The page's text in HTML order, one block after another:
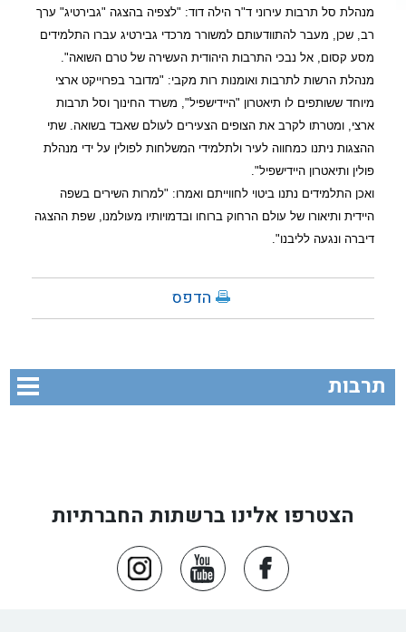
מנהלת סל תרבות עירוני ד"ר הילה דוד: "לצפיה בהצגה "גבירטיג" ערך
רב, שכן, מעבר להתוודעותם למשורר מרכדי גבירטיג עברו התלמידים
מסע קסום, אל נבכי התרבות היהודית העשירה של טרם השואה".
מנהלת הרשות לתרבות ואומנות רות מקבי: "מדובר בפרוייקט ארצי
מיוחד ששותפים לו תיאטרון "היידישפיל", משרד החינוך וסל תרבות
ארצי, ומטרתו לקרב את הצופים הצעירים לעולם שאבד בשואה. שתי
ההצגות ניתנו כמחווה לעיר ולתלמידי המשלחות לפולין על ידי מנהלת
פולין ותיאטרון היידישפיל".
ואכן התלמידים נתנו ביטוי לחווייתם ואמרו: "למרות השירים בשפה
היידית ותיאורו של עולם הרחוק ברוחו ובדמויותיו מעולמנו, שפת ההצגה
דיברה ונגעה לליבנו".
הדפס
תרבות
הצטרפו אלינו ברשתות החברתיות